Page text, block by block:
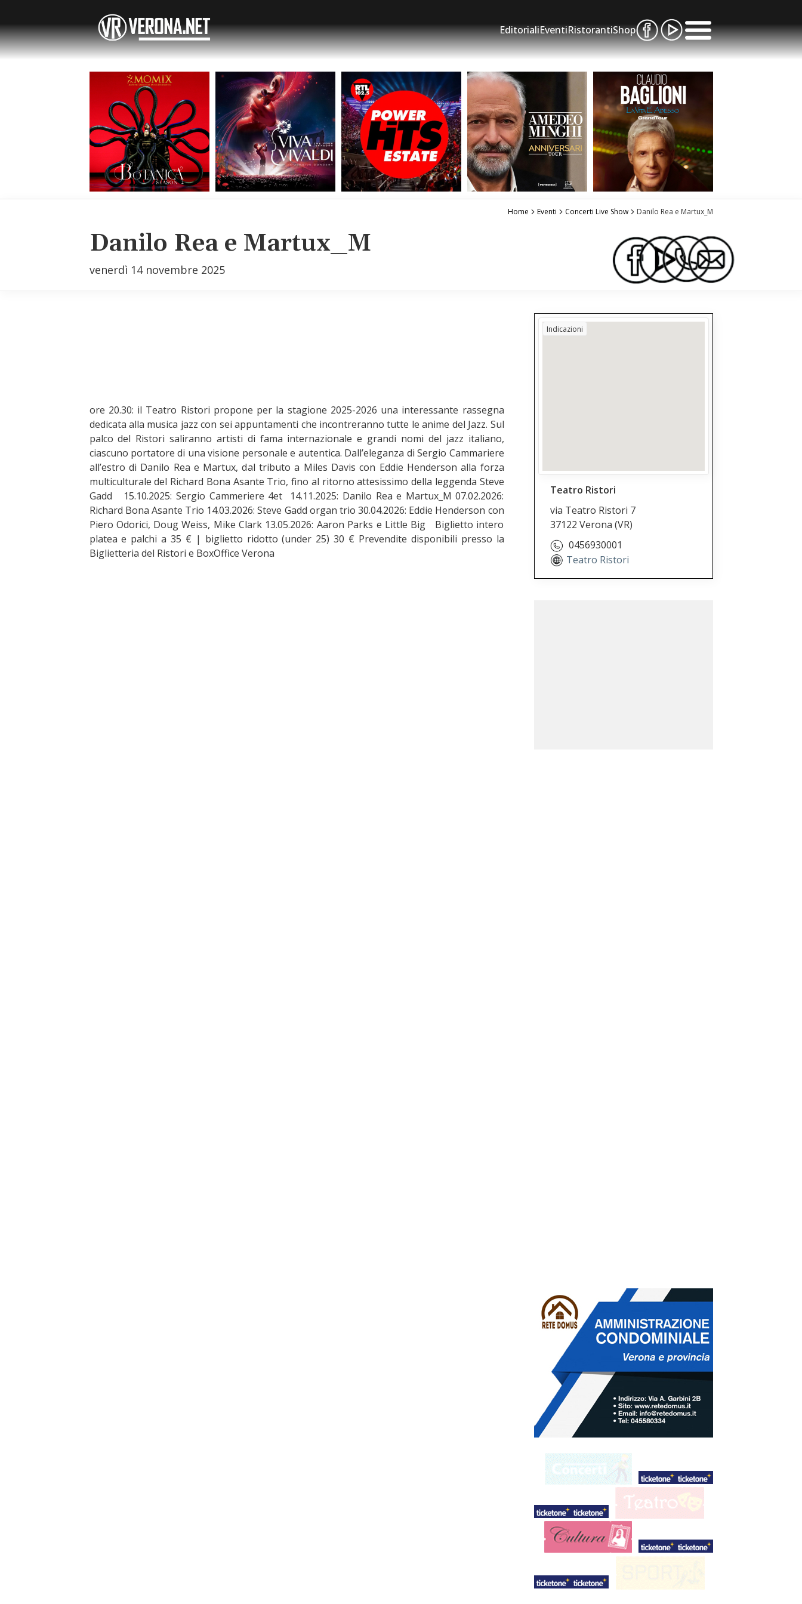
EditorialiEventiRistorantiShop
Home Eventi Concerti Live Show Danilo Rea e Martux_M
Danilo Rea e Martux_M
venerdì 14 novembre 2025
ore 20.30: il Teatro Ristori propone per la stagione 2025-2026 una interessante rassegna
dedicata alla musica jazz con sei appuntamenti che incontreranno tutte le anime del Jazz. Sul
palco del Ristori saliranno artisti di fama internazionale e grandi nomi del jazz italiano,
ciascuno portatore di una visione personale e autentica. Dall’eleganza di Sergio Cammariere
all’estro di Danilo Rea e Martux, dal tributo a Miles Davis con Eddie Henderson alla forza
multiculturale del Richard Bona Asante Trio, fino al ritorno attesissimo della leggenda Steve
Gadd 15.10.2025: Sergio Cammeriere 4et 14.11.2025: Danilo Rea e Martux_M 07.02.2026:
Richard Bona Asante Trio 14.03.2026: Steve Gadd organ trio 30.04.2026: Eddie Henderson con
Piero Odorici, Doug Weiss, Mike Clark 13.05.2026: Aaron Parks e Little Big Biglietto intero
platea e palchi a 35 € | biglietto ridotto (under 25) 30 € Prevendite disponibili presso la
Biglietteria del Ristori e BoxOffice Verona
Indicazioni
Teatro Ristori
via Teatro Ristori 7
37122 Verona (VR)
0456930001
Teatro Ristori